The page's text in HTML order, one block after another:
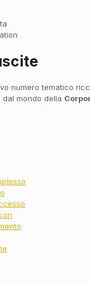
numero tematico
mondo della